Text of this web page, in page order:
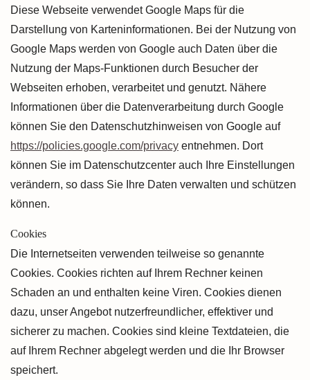
Diese Webseite verwendet Google Maps für die
Darstellung von Karteninformationen. Bei der Nutzung von
Google Maps werden von Google auch Daten über die
Nutzung der Maps-Funktionen durch Besucher der
Webseiten erhoben, verarbeitet und genutzt. Nähere
Informationen über die Datenverarbeitung durch Google
können Sie den Datenschutzhinweisen von Google auf
https://policies.google.com/privacy entnehmen. Dort
können Sie im Datenschutzcenter auch Ihre Einstellungen
verändern, so dass Sie Ihre Daten verwalten und schützen
können.
Cookies
Die Internetseiten verwenden teilweise so genannte
Cookies. Cookies richten auf Ihrem Rechner keinen
Schaden an und enthalten keine Viren. Cookies dienen
dazu, unser Angebot nutzerfreundlicher, effektiver und
sicherer zu machen. Cookies sind kleine Textdateien, die
auf Ihrem Rechner abgelegt werden und die Ihr Browser
speichert.